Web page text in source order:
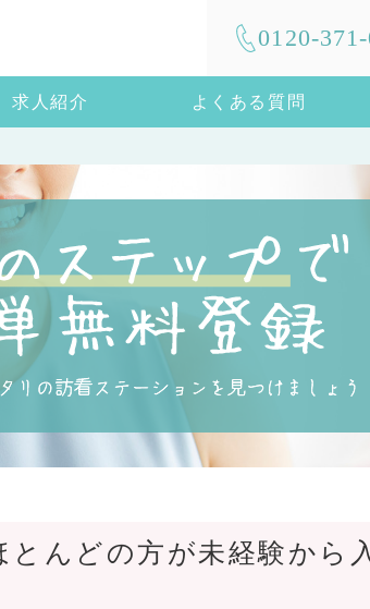
0120-
求人紹介 よくある質問
んどの方が未経験から